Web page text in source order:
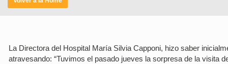
La Directora del Hospital María Silvia Capponi, hizo saber
atravesando: “Tuvimos el pasado jueves la sorpresa de la visita